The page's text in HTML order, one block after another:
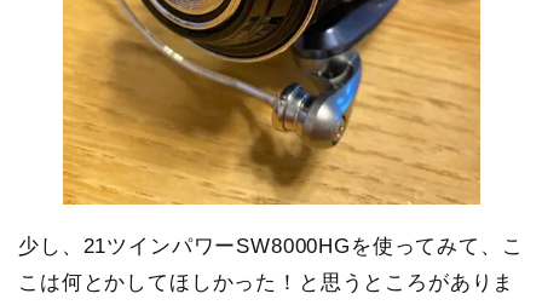
少し、21ツインパワーSW8000HGを使ってみて、こ
こは何とかしてほしかった！と思うところがありま